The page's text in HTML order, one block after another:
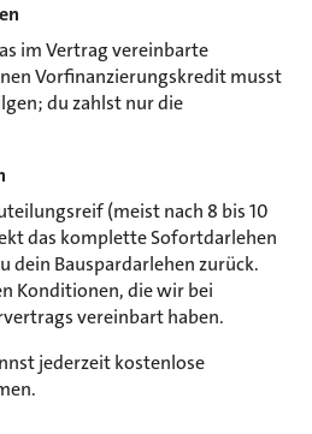
im Vertrag vereinbarte
Vorfinanzierungskredit musst
du zahlst nur die
(meist nach 8 bis 10
das komplette Sofortdarlehen
dein Bauspardarlehen zurück.
Konditionen, die wir bei
vereinbart haben.
jederzeit kostenlose